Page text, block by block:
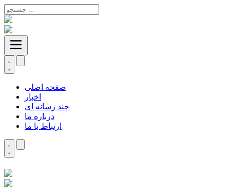
صفحه اصلی
اخبار
چند رسانه ای
درباره ما
ارتباط با ما